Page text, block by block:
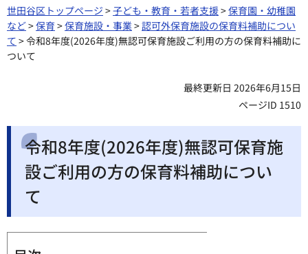
世田谷区トップページ >子ども・教育・若者支援>保育園・幼稚園
など>保育 >保育施設・事業>認可外保育施設の保育料補助につい
て > 令和8年度(2026年度)無認可保育施設ご利用の方の保育料補助に
ついて
最終更新日 2026年6月15日
ページID 1510
令和8年度(2026年度)無認可保育施
設ご利用の方の保育料補助につい
て